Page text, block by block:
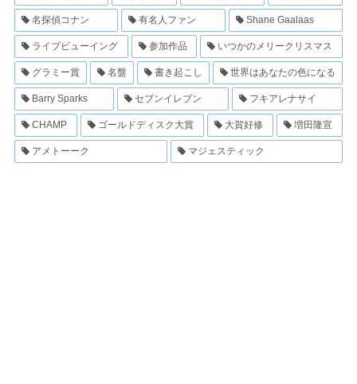
名探偵コナン 有名人ファン Shane Gaalaas
ライブビューイング 参加作品 いつかのメリークリスマス
グラミー賞 名盤 書き起こし 世界はあなたの色になる
Barry Sparks セブンイレブン フキアレナサイ
CHAMP ゴールドディスク大賞 大賀好修 増田隆宣
アメトーーク マジェスティック